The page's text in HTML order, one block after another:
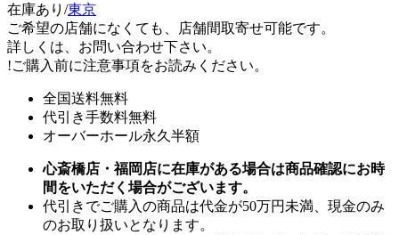
在庫あり/東京
ご希望の店舗になくても、店舗間取寄せ可能です。
詳しくは、お問い合わせ下さい。
!ご購入前に注意事項をお読みください。
全国送料無料
代引き手数料無料
オーバーホール永久半額
心斎橋店・福岡店に在庫がある場合は商品確認にお時
間をいただく場合がございます。
代引きでご購入の商品は代金が50万円未満、現金のみ
のお取り扱いとなります。